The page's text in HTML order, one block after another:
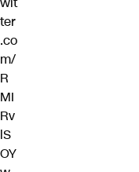
ter
.co
m/
R
MI
Rv
lS
OY